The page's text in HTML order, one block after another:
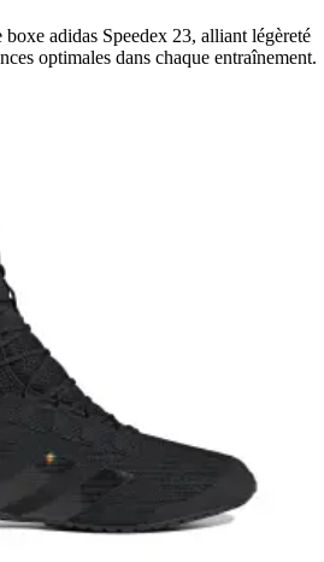
boxe adidas Speedex 23, alliant légèreté
optimales dans chaque entraînement.